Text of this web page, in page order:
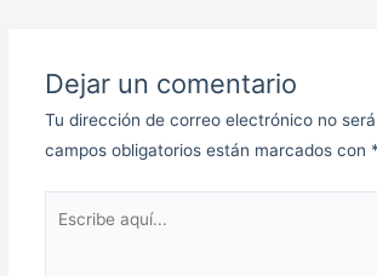
Dejar un comentario
Tu dirección de correo electrónico no
campos obligatorios están marcados con *